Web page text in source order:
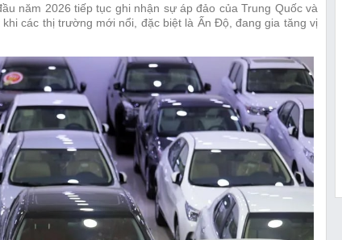
năm 2026 tiếp tục ghi nhận sự áp đảo của Trung Quốc và
các thị trường mới nổi, đặc biệt là Ấn Độ, đang gia tăng vị